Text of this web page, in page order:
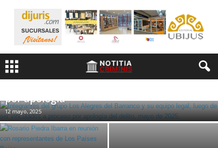
por apología
12 mayo, 2025